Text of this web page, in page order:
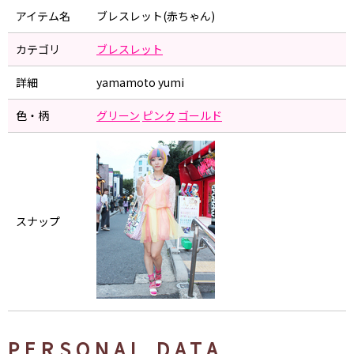
アイテム名 ブレスレット(赤ちゃん)
カテゴリ ブレスレット
詳細 yamamoto yumi
色・柄 グリーン ピンク ゴールド
スナップ